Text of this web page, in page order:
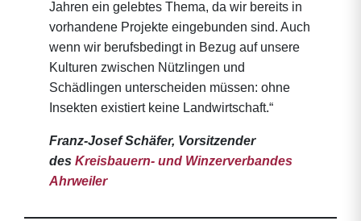
Jahren ein gelebtes Thema, da wir bereits in
vorhandene Projekte eingebunden sind. Auch
wenn wir berufsbedingt in Bezug auf unsere
Kulturen zwischen Nützlingen und
Schädlingen unterscheiden müssen: ohne
Insekten existiert keine Landwirtschaft.“
Franz-Josef Schäfer, Vorsitzender
desKreisbauern- und Winzerverbandes
Ahrweiler